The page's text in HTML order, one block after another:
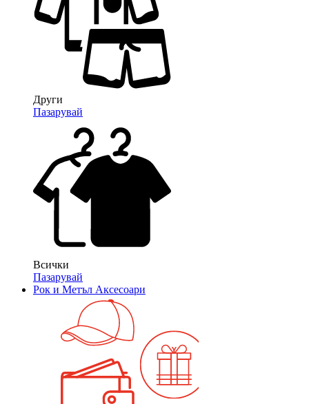
Други
Пазарувай
Всички
Пазарувай
Рок и Метъл Аксесоари